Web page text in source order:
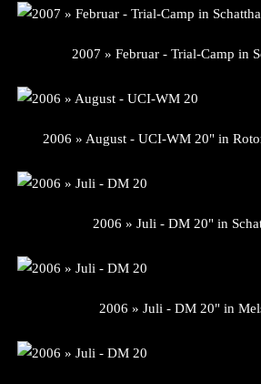
2007 » Februar - Trial-Camp in
2006 » August - UCI-WM 20" in
2006 » Juli - DM 20" in
2006 » Juli - DM 20" in